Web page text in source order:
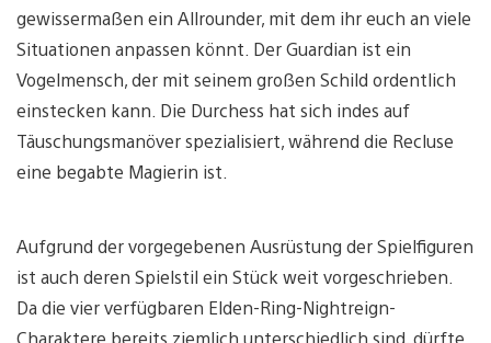
gewissermaßen ein Allrounder, mit dem ihr euch an viele
Situationen anpassen könnt. Der Guardian ist ein
Vogelmensch, der mit seinem großen Schild ordentlich
einstecken kann. Die Durchess hat sich indes auf
Täuschungsmanöver spezialisiert, während die Recluse
eine begabte Magierin ist.
Aufgrund der vorgegebenen Ausrüstung der Spielfiguren
ist auch deren Spielstil ein Stück weit vorgeschrieben.
Da die vier verfügbaren Elden-Ring-Nightreign-
Charaktere bereits ziemlich unterschiedlich sind, dürfte